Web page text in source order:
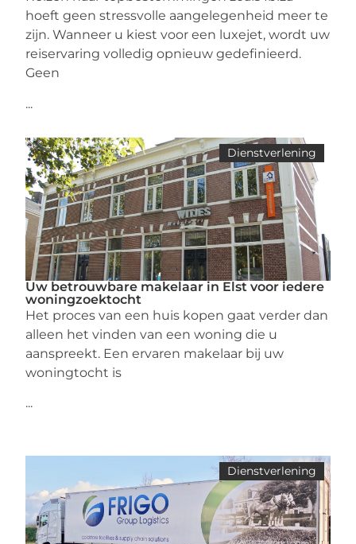
hoeft geen stressvolle aangelegenheid meer te
zijn. Wanneer u kiest voor een luxejet, wordt uw
reiservaring volledig opnieuw gedefinieerd.
Geen
...
Dienstverlening
Uw betrouwbare makelaar in Elst voor iedere
woningzoektocht
Het proces van een huis kopen gaat verder dan
alleen het vinden van een woning die u
aanspreekt. Een ervaren makelaar bij uw
woningtocht is
...
Dienstverlening